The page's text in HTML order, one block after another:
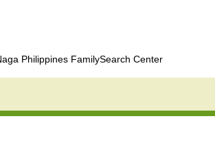
Philippines FamilySearch Center